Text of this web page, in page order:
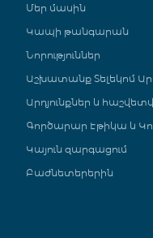
Մեր մասին
Կապի թանգարան
Նորություններ
Աշխատանք Տելեկոմ
Արդյունքներ և
Գործարար Էթիկա և
Կայուն զարգացում
Բաժնետերերին